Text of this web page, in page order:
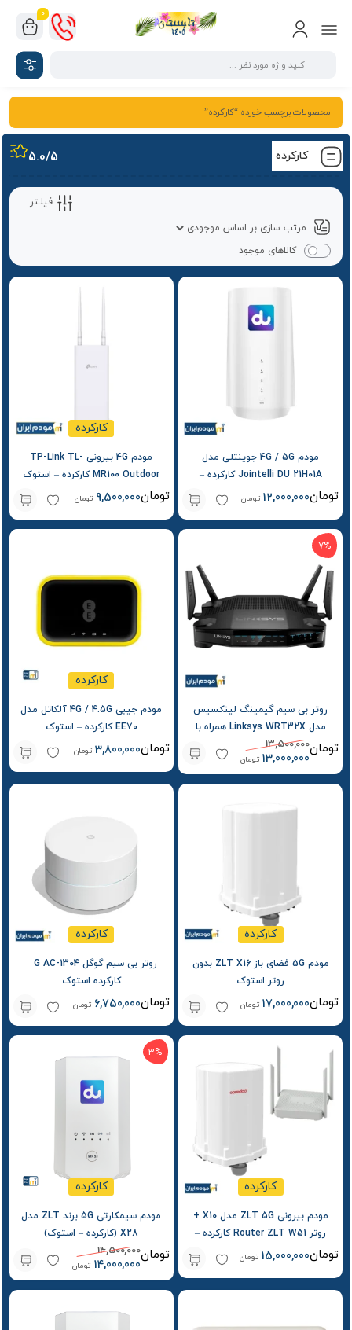
0
محصولات برچسب خورده “کارکرده”
کارکرده 5.0/5
فیلـتر
کالاهای موجود
مودم 4G / 5G جوینتلی مدل
Jointelli DU 21H01A کارکرده –
استوک12,000,000 تومان تومان
کارکرده
مودم 4G بیرونی TP-Link TL-
MR100 Outdoor کارکرده – استوک
9,500,000 تومان تومان
7%
روتر بی‌ سیم گیمینگ لینکسیس
مدل Linksys WRT32X همراه با
استوک
13,500,000
13,000,000 تومان
تومان
کارکرده
مودم جیبی 4G / 4.5G آلکاتل مدل
EE70 کارکرده – استوک
3,800,000 تومان تومان
کارکرده
مودم 5G فضای باز ZLT X16 بدون
روتر استوک
17,000,000 تومان تومان
کارکرده
روتر بی‌ سیم گوگل G AC-1304 –
کارکرده استوک
6,750,000 تومان تومان
کارکرده
مودم بیرونی ZLT 5G مدل X10 +
روتر Router ZLT W51 کارکرده –
استوک15,000,000 تومان تومان
3%
کارکرده
مودم سیمکارتی 5G برند ZLT مدل
X28 (کارکرده – استوک)
14,500,000
14,000,000 تومان
تومان